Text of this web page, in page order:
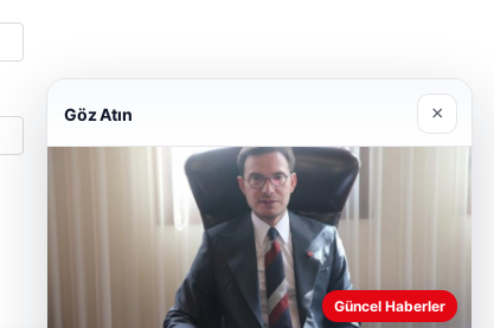
Göz Atın ×
Güncel Haberler